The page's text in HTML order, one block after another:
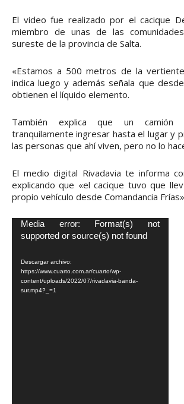
El video fue realizado por el cacique
miembro de unas de las
sureste de la provincia de Salta.
«Estamos a 500 metros de la
indica luego y además señala que
obtienen el líquido elemento.
También explica que un camión
tranquilamente ingresar hasta el lugar y
las personas que ahí viven, pero no lo
El medio digital Rivadavia te informa
explicando que «el cacique tuvo que
propio vehículo desde Comandancia
Media error: Format(s) not
supported or source(s) not found
Descargar archivo:
https://www.cuarto.com.ar/cuarto/wp-
content/uploads/2022/07/rivadavia-banda-
sur.mp4?_=1